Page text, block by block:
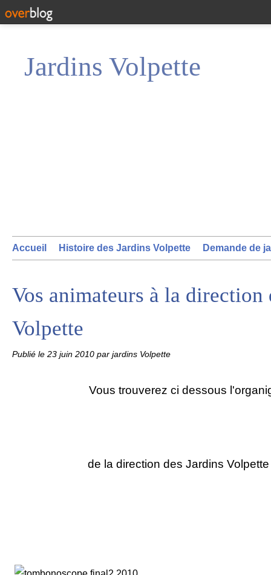
Jardins Volpette
Accueil Histoire des Jardins Volpette Demande de
Vos animateurs à la direction
Volpette
Publié le 23 juin 2010 par jardins Volpette
Vous trouverez ci dessous
de la direction des Jardins